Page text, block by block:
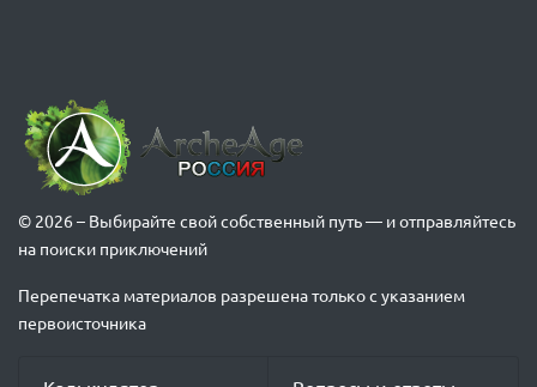
© 2026 – Выбирайте свой собственный путь — и отправляйтесь
на поиски приключений
Перепечатка материалов разрешена только с указанием
первоисточника